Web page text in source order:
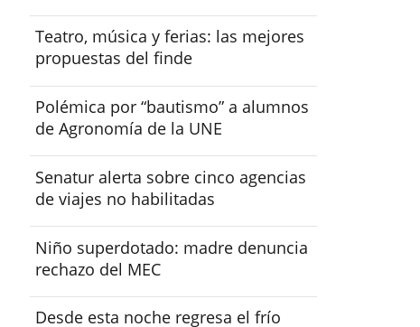
Teatro, música y ferias: las mejores
propuestas del finde
Polémica por “bautismo” a alumnos
de Agronomía de la UNE
Senatur alerta sobre cinco agencias
de viajes no habilitadas
Niño superdotado: madre denuncia
rechazo del MEC
Desde esta noche regresa el frío